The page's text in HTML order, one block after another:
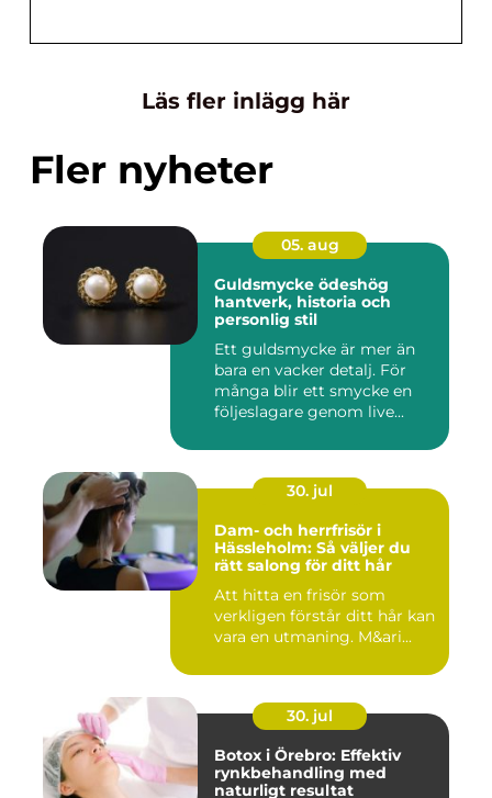
Läs fler inlägg här
Fler nyheter
05. aug
Guldsmycke ödeshög
hantverk, historia och
personlig stil
Ett guldsmycke är mer än
bara en vacker detalj. För
många blir ett smycke en
följeslagare genom live...
30. jul
Dam- och herrfrisör i
Hässleholm: Så väljer du
rätt salong för ditt hår
Att hitta en frisör som
verkligen förstår ditt hår kan
vara en utmaning. M&ari...
30. jul
Botox i Örebro: Effektiv
rynkbehandling med
naturligt resultat